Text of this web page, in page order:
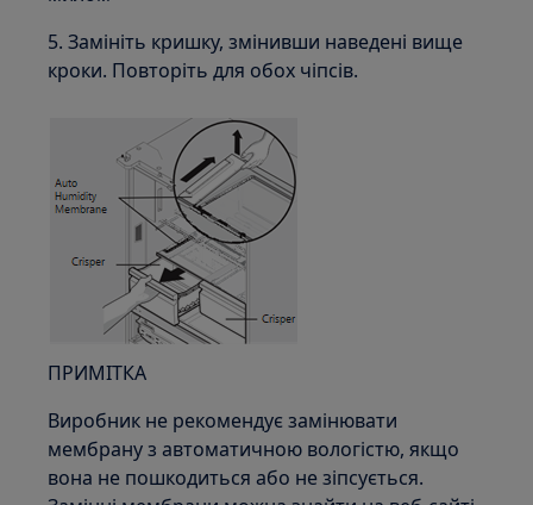
5. Замініть кришку, змінивши наведені вище
кроки. Повторіть для обох чіпсів.
ПРИМІТКА
Виробник не рекомендує замінювати
мембрану з автоматичною вологістю, якщо
вона не пошкодиться або не зіпсується.